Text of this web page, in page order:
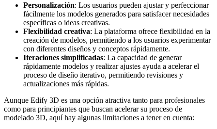
Personalización: Los usuarios pueden ajustar y perfeccionar
fácilmente los modelos generados para satisfacer necesidades
específicas o ideas creativas.
Flexibilidad creativa: La plataforma ofrece flexibilidad en la
creación de modelos, permitiendo a los usuarios experimentar
con diferentes diseños y conceptos rápidamente.
Iteraciones simplificadas: La capacidad de generar
rápidamente modelos y realizar ajustes ayuda a acelerar el
proceso de diseño iterativo, permitiendo revisiones y
actualizaciones más rápidas.
Aunque Edify 3D es una opción atractiva tanto para profesionales
como para principiantes que buscan acelerar su proceso de
modelado 3D, aquí hay algunas limitaciones a tener en cuenta: